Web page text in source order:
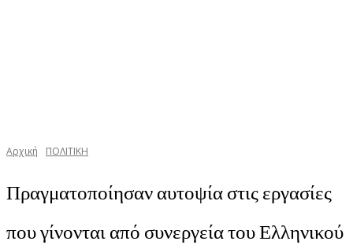
Αρχική ΠΟΛΙΤΙΚΗ
Πραγματοποίησαν αυτοψία στις εργασίες
που γίνονται από συνεργεία του Ελληνικού